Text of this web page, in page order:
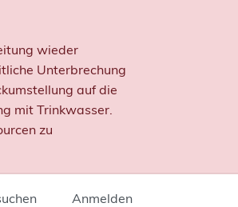
wieder
Unterbrechung
auf die
mit Trinkwasser.
zu
Anmelden